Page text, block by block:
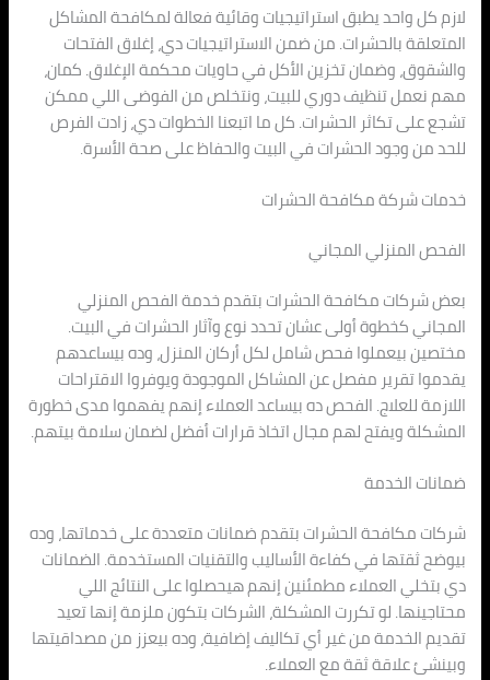
لازم كل واحد يطبق استراتيجيات وقائية فعالة لمكافحة المشاكل
المتعلقة بالحشرات. من ضمن الاستراتيجيات دي، إغلاق الفتحات
والشقوق، وضمان تخزين الأكل في حاويات محكمة الإغلاق. كمان،
مهم نعمل تنظيف دوري للبيت، ونتخلص من الفوضى اللي ممكن
تشجع على تكاثر الحشرات. كل ما اتبعنا الخطوات دي، زادت الفرص
للحد من وجود الحشرات في البيت والحفاظ على صحة الأسرة.
خدمات شركة مكافحة الحشرات
الفحص المنزلي المجاني
بعض شركات مكافحة الحشرات بتقدم خدمة الفحص المنزلي
المجاني كخطوة أولى عشان تحدد نوع وآثار الحشرات في البيت.
مختصين بيعملوا فحص شامل لكل أركان المنزل، وده بيساعدهم
يقدموا تقرير مفصل عن المشاكل الموجودة ويوفروا الاقتراحات
اللازمة للعلاج. الفحص ده بيساعد العملاء إنهم يفهموا مدى خطورة
المشكلة ويفتح لهم مجال اتخاذ قرارات أفضل لضمان سلامة بيتهم.
ضمانات الخدمة
شركات مكافحة الحشرات بتقدم ضمانات متعددة على خدماتها، وده
بيوضح ثقتها في كفاءة الأساليب والتقنيات المستخدمة. الضمانات
دي بتخلي العملاء مطمئنين إنهم هيحصلوا على النتائج اللي
محتاجينها. لو تكررت المشكلة، الشركات بتكون ملزمة إنها تعيد
تقديم الخدمة من غير أي تكاليف إضافية، وده بيعزز من مصداقيتها
وبينشئ علاقة ثقة مع العملاء.